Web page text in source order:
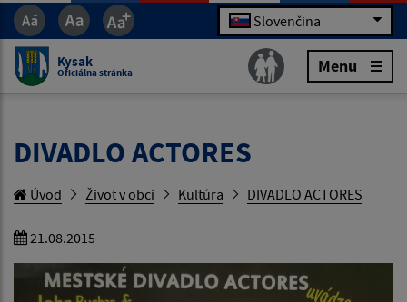
Slovenčina
Kysak
Oficiálna stránka Menu
DIVADLO ACTORES
Úvod Život v obci Kultúra DIVADLO ACTORES
21.08.2015